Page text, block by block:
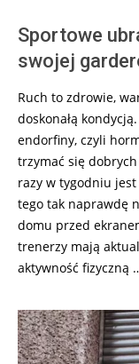
Sportowe
swojej
Ruch to zdrowie,
doskonałą
endorfiny, czyli
trzymać się
razy w tygodniu
tego tak naprawdę
domu przed
trenerzy mają
aktywność fizyczną